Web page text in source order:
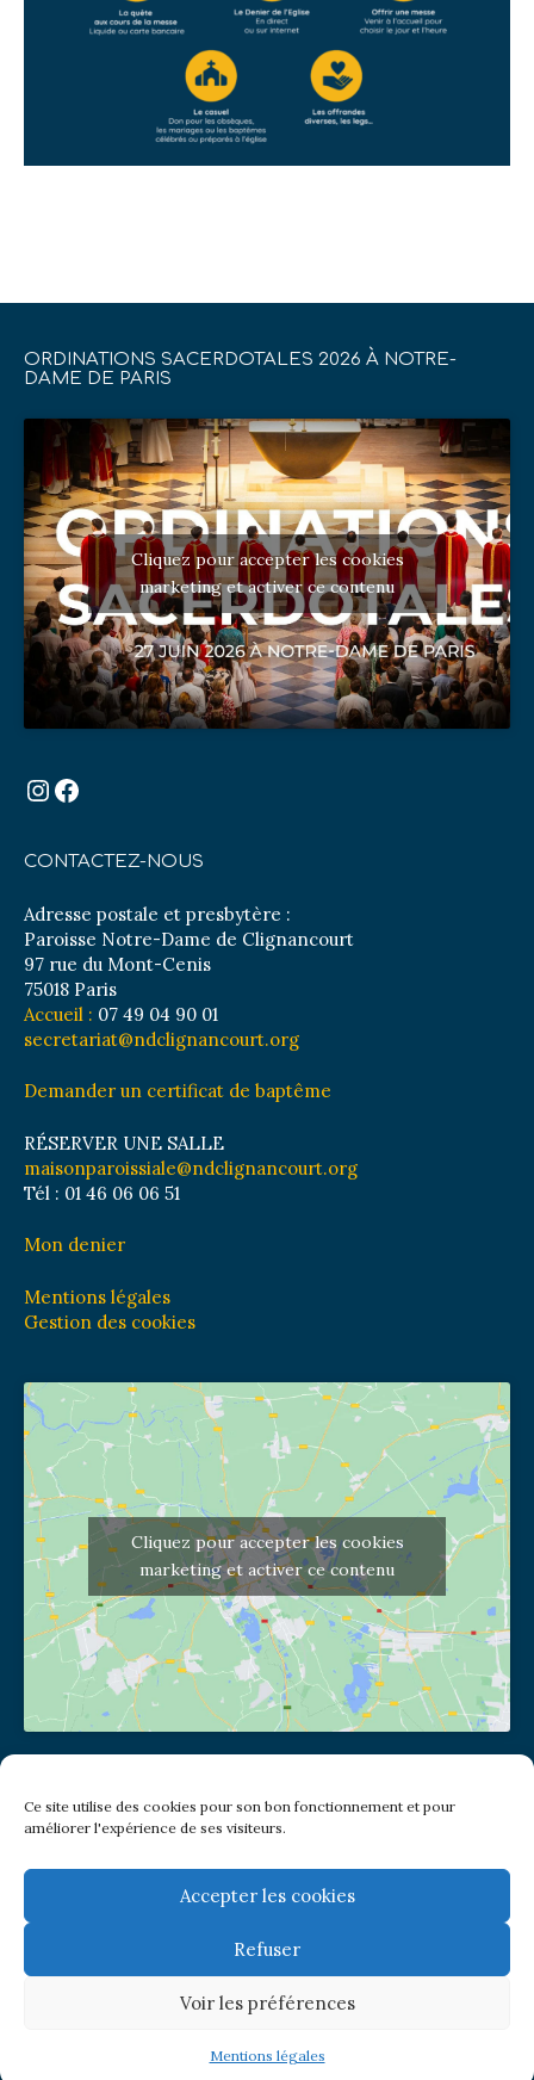
Ce site utilise des cookies pour son bon fonctionnement et pour
améliorer l'expérience de ses visiteurs.
Accepter les cookies
Refuser
Voir les préférences
Mentions légales
ORDINATIONS SACERDOTALES 2026 À NOTRE-
DAME DE PARIS
Cliquez pour accepter les cookies
marketing et activer ce contenu
Instagram
Facebook
CONTACTEZ-NOUS
Adresse postale et presbytère :
Paroisse Notre-Dame de Clignancourt
97 rue du Mont-Cenis
75018 Paris
Accueil : 07 49 04 90 01
secretariat@ndclignancourt.org
Demander un certificat de baptême
RÉSERVER UNE SALLE
maisonparoissiale@ndclignancourt.org
Tél : 01 46 06 06 51
Mon denier
Mentions légales
Gestion des cookies
Cliquez pour accepter les cookies
marketing et activer ce contenu
(pas de courrier à cette adresse)
2 place Jules Joffrin - 75018
Metro: Jules Joffrin ou Simplon
Bus : Mairie du XVIII
Newsletter
© Paroisse Notre-Dame de Clignancourt